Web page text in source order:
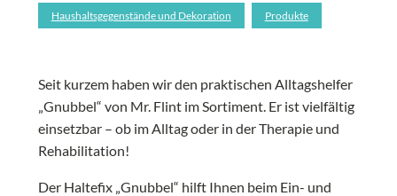
Haushaltsgegenstände und Dekoration Produkte
Seit kurzem haben wir den praktischen Alltagshelfer
„Gnubbel“ von Mr. Flint im Sortiment. Er ist vielfältig
einsetzbar – ob im Alltag oder in der Therapie und
Rehabilitation!
Der Haltefix „Gnubbel“ hilft Ihnen beim Ein- und